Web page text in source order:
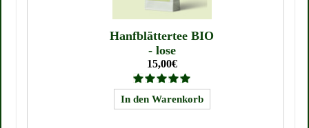
Hanfblättertee BIO
- lose
15,00€